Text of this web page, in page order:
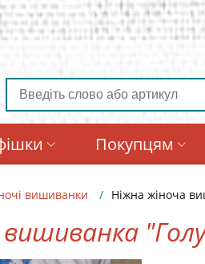
Покупцям
вишиванки Ніжна жіноча